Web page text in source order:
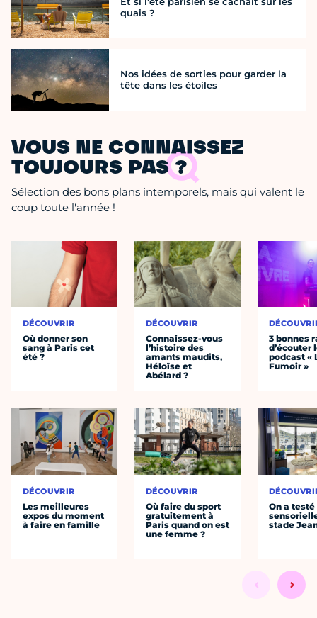
quais ?
Nos idées de sorties pour garder la
tête dans les étoiles
VOUS NE CONNAISSEZ
TOUJOURS PAS ?
Sélection des bons plans intemporels, mais qui valent le
coup toute l'année !
DÉCOUVRIR
Où donner son
sang à Paris cet
été ?
DÉCOUVRIR
Les meilleures
expos du moment
à faire en famille
DÉCOUVRIR
Connaissez-vous
l’histoire des
amants maudits,
Héloïse et
Abélard ?
DÉCOUVRIR
Où faire du sport
gratuitement à
Paris quand on est
une femme ?
3 bonnes
d’écouter
podcast «
Fumoir »
On a
stade